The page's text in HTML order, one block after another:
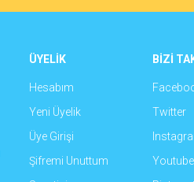
ÜYELİK
Hesabım
Yeni Üyelik
Üye Girişi
Şifremi Unuttum
BİZİ
Twitter
Youtube